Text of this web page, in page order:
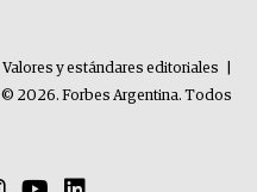
Valores y estándares editoriales
© 2026. Forbes Argentina. Todos